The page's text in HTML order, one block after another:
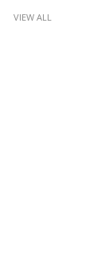
VIEW ALL